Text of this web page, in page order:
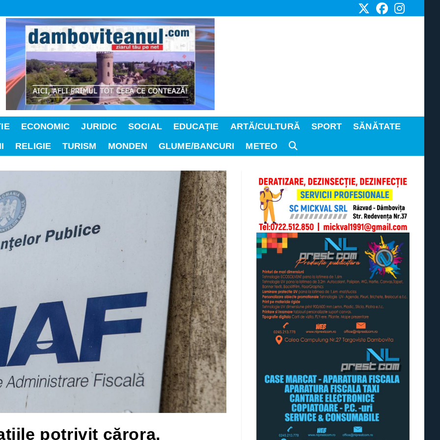
ECONOMIC JURIDIC SOCIAL EDUCAȚIE ARTĂ/CULTURĂ SPORT
SĂNĂTATE
RELIGIE TURISM MONDEN GLUME/BANCURI METEO TOGGLE
SEARCH
potrivit cărora,